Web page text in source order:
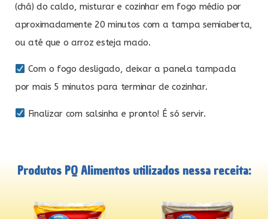
(chá) do caldo, misturar e cozinhar em fogo médio por
aproximadamente 20 minutos com a tampa semiaberta,
ou até que o arroz esteja macio.
Com o fogo desligado, deixar a panela tampada
por mais 5 minutos para terminar de cozinhar.
Finalizar com salsinha e pronto! É só servir.
Produtos PQ Alimentos utilizados nessa receita: